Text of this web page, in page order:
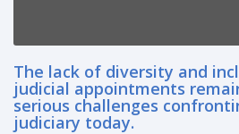
The lack of diversity and
judicial appointments
serious challenges
judiciary today.